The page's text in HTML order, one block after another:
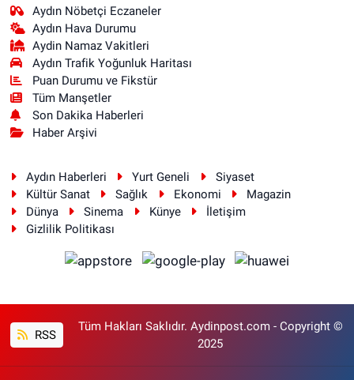
Aydın Nöbetçi Eczaneler
Aydın Hava Durumu
Aydin Namaz Vakitleri
Aydın Trafik Yoğunluk Haritası
Puan Durumu ve Fikstür
Tüm Manşetler
Son Dakika Haberleri
Haber Arşivi
Aydın Haberleri Yurt Geneli
Siyaset
Kültür Sanat
Sağlık Ekonomi
Magazin
Dünya
Sinema Künye
İletişim
Gizlilik Politikası
RSS
Tüm Hakları Saklıdır. Aydinpost.com - Copyright ©
2025